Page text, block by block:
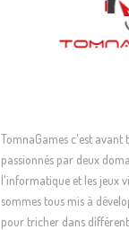
TomnaGames c'est avant
passionnés par deux
l'informatique et les jeux
sommes tous mis à
pour tricher dans